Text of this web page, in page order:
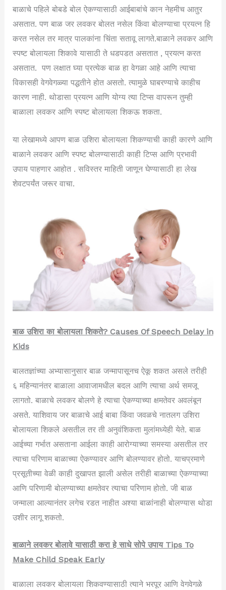
बाळाचे पहिले बोबडे बोल ऐकण्यासाठी आईबाबांचे कान नेहमीच आतुर
असतात. पण बाळ जर लवकर बोलत नसेल किंवा बोलण्याचा प्रयत्न हि
करत नसेल तर मात्र पालकांना चिंता सतावू लागते.बाळाने लवकर आणि
स्पष्ट बोलायला शिकावे यासाठी ते धडपडत असतात , प्रयत्न करत
असतात. पण लक्षात घ्या प्रत्येक बाळ हा वेगळा आहे आणि त्याचा
विकासही वेगवेगळ्या पद्धतीने होत असतो. त्यामुळे घाबरण्याचे काहीच
कारण नाही. थोडासा प्रयत्न आणि योग्य त्या टिप्स वापरून तुम्ही
बाळाला लवकर आणि स्पष्ट बोलायला शिकऊ शकता.
या लेखामध्ये आपण बाळ उशिरा बोलायला शिकण्याची काही कारणे आणि
बाळाने लवकर आणि स्पष्ट बोलण्यासाठी काही टिप्स आणि प्रभावी
उपाय पाहणार आहोत . सविस्तर माहिती जाणून घेण्यासाठी हा लेख
शेवटपर्यंत जरूर वाचा.
बाळ उशिरा का बोलायला शिकते? Causes Of Speech Delay in
Kids
बालतज्ञांच्या अभ्यासानुसार बाळ जन्मापासूनच ऐकू शकत असले तरीही
६ महिन्यानंतर बाळाला आवाजामधील बदल आणि त्याचा अर्थ समजू
लागतो. बाळाचे लवकर बोलणे हे त्याचा ऐकण्याच्या क्षमतेवर अवलंबून
असते. याशिवाय जर बाळाचे आई बाबा किंवा जवळचे नातलग उशिरा
बोलायला शिकले असतील तर ती अनुवंशिकता मुलांमध्येही येते. बाळ
आईच्या गर्भात असताना आईला काही आरोग्याच्या समस्या असतील तर
त्याचा परिणाम बाळाच्या ऐकण्यावर आणि बोलण्यावर होतो. याचप्रमाणे
प्रसूतीच्या वेळी काही दुखापत झाली असेल तरीही बाळाच्या ऐकण्याच्या
आणि परिणामी बोलण्याच्या क्षमतेवर त्याचा परिणाम होतो. जी बाळ
जन्माला आल्यानंतर लगेच रडत नाहीत अश्या बाळांनाही बोलण्यास थोडा
उशीर लागू शकतो.
बाळाने लवकर बोलावे यासाठी करा हे साधे सोपे उपाय Tips To
Make Child Speak Early
बाळाला लवकर बोलायला शिकवण्यासाठी त्याने भरपूर आणि वेगवेगळे